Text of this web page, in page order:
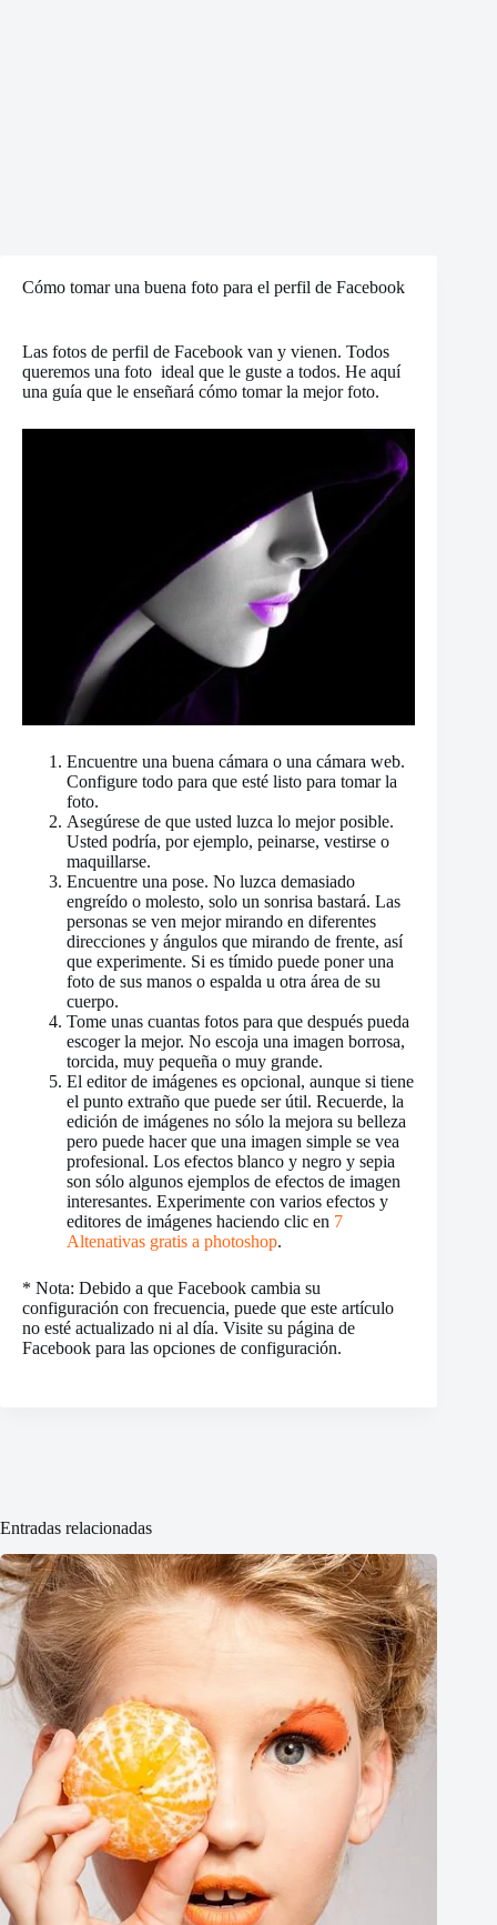
Cómo tomar una buena foto para el perfil de Facebook
Las fotos de perfil de Facebook van y vienen. Todos
queremos una foto ideal que le guste a todos. He aquí
una guía que le enseñará cómo tomar la mejor foto.
Encuentre una buena cámara o una cámara web.
Configure todo para que esté listo para tomar la
foto.
Asegúrese de que usted luzca lo mejor posible.
Usted podría, por ejemplo, peinarse, vestirse o
maquillarse.
Encuentre una pose. No luzca demasiado
engreído o molesto, solo un sonrisa bastará. Las
personas se ven mejor mirando en diferentes
direcciones y ángulos que mirando de frente, así
que experimente. Si es tímido puede poner una
foto de sus manos o espalda u otra área de su
cuerpo.
Tome unas cuantas fotos para que después pueda
escoger la mejor. No escoja una imagen borrosa,
torcida, muy pequeña o muy grande.
El editor de imágenes es opcional, aunque si tiene
el punto extraño que puede ser útil. Recuerde, la
edición de imágenes no sólo la mejora su belleza
pero puede hacer que una imagen simple se vea
profesional. Los efectos blanco y negro y sepia
son sólo algunos ejemplos de efectos de imagen
interesantes. Experimente con varios efectos y
editores de imágenes haciendo clic en 7
Altenativas gratis a photoshop.
* Nota: Debido a que Facebook cambia su
configuración con frecuencia, puede que este artículo
no esté actualizado ni al día. Visite su página de
Facebook para las opciones de configuración.
Entradas relacionadas